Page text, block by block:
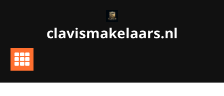
clavismakelaars.nl